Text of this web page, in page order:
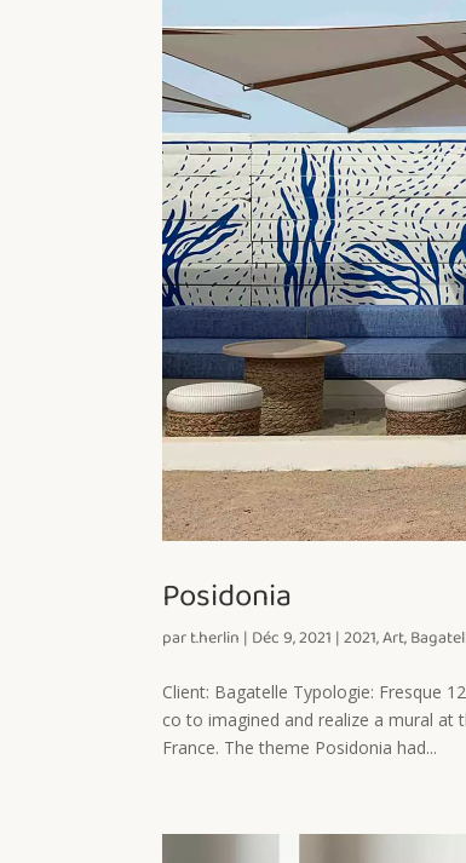
Posidonia
part.herlin | Déc 9, 2021 |2021,Art,
Client: Bagatelle Typologie: Fresque
co to imagined and realize a mural
France. The theme Posidonia had...